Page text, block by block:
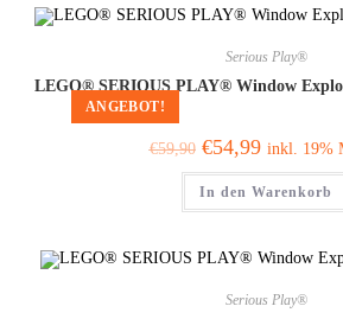
ANGEBOT!
Serious Play®
LEGO® SERIOUS PLAY® Window
€59,90 €54,99 inkl. 19%
In den Warenkorb
Serious Play®